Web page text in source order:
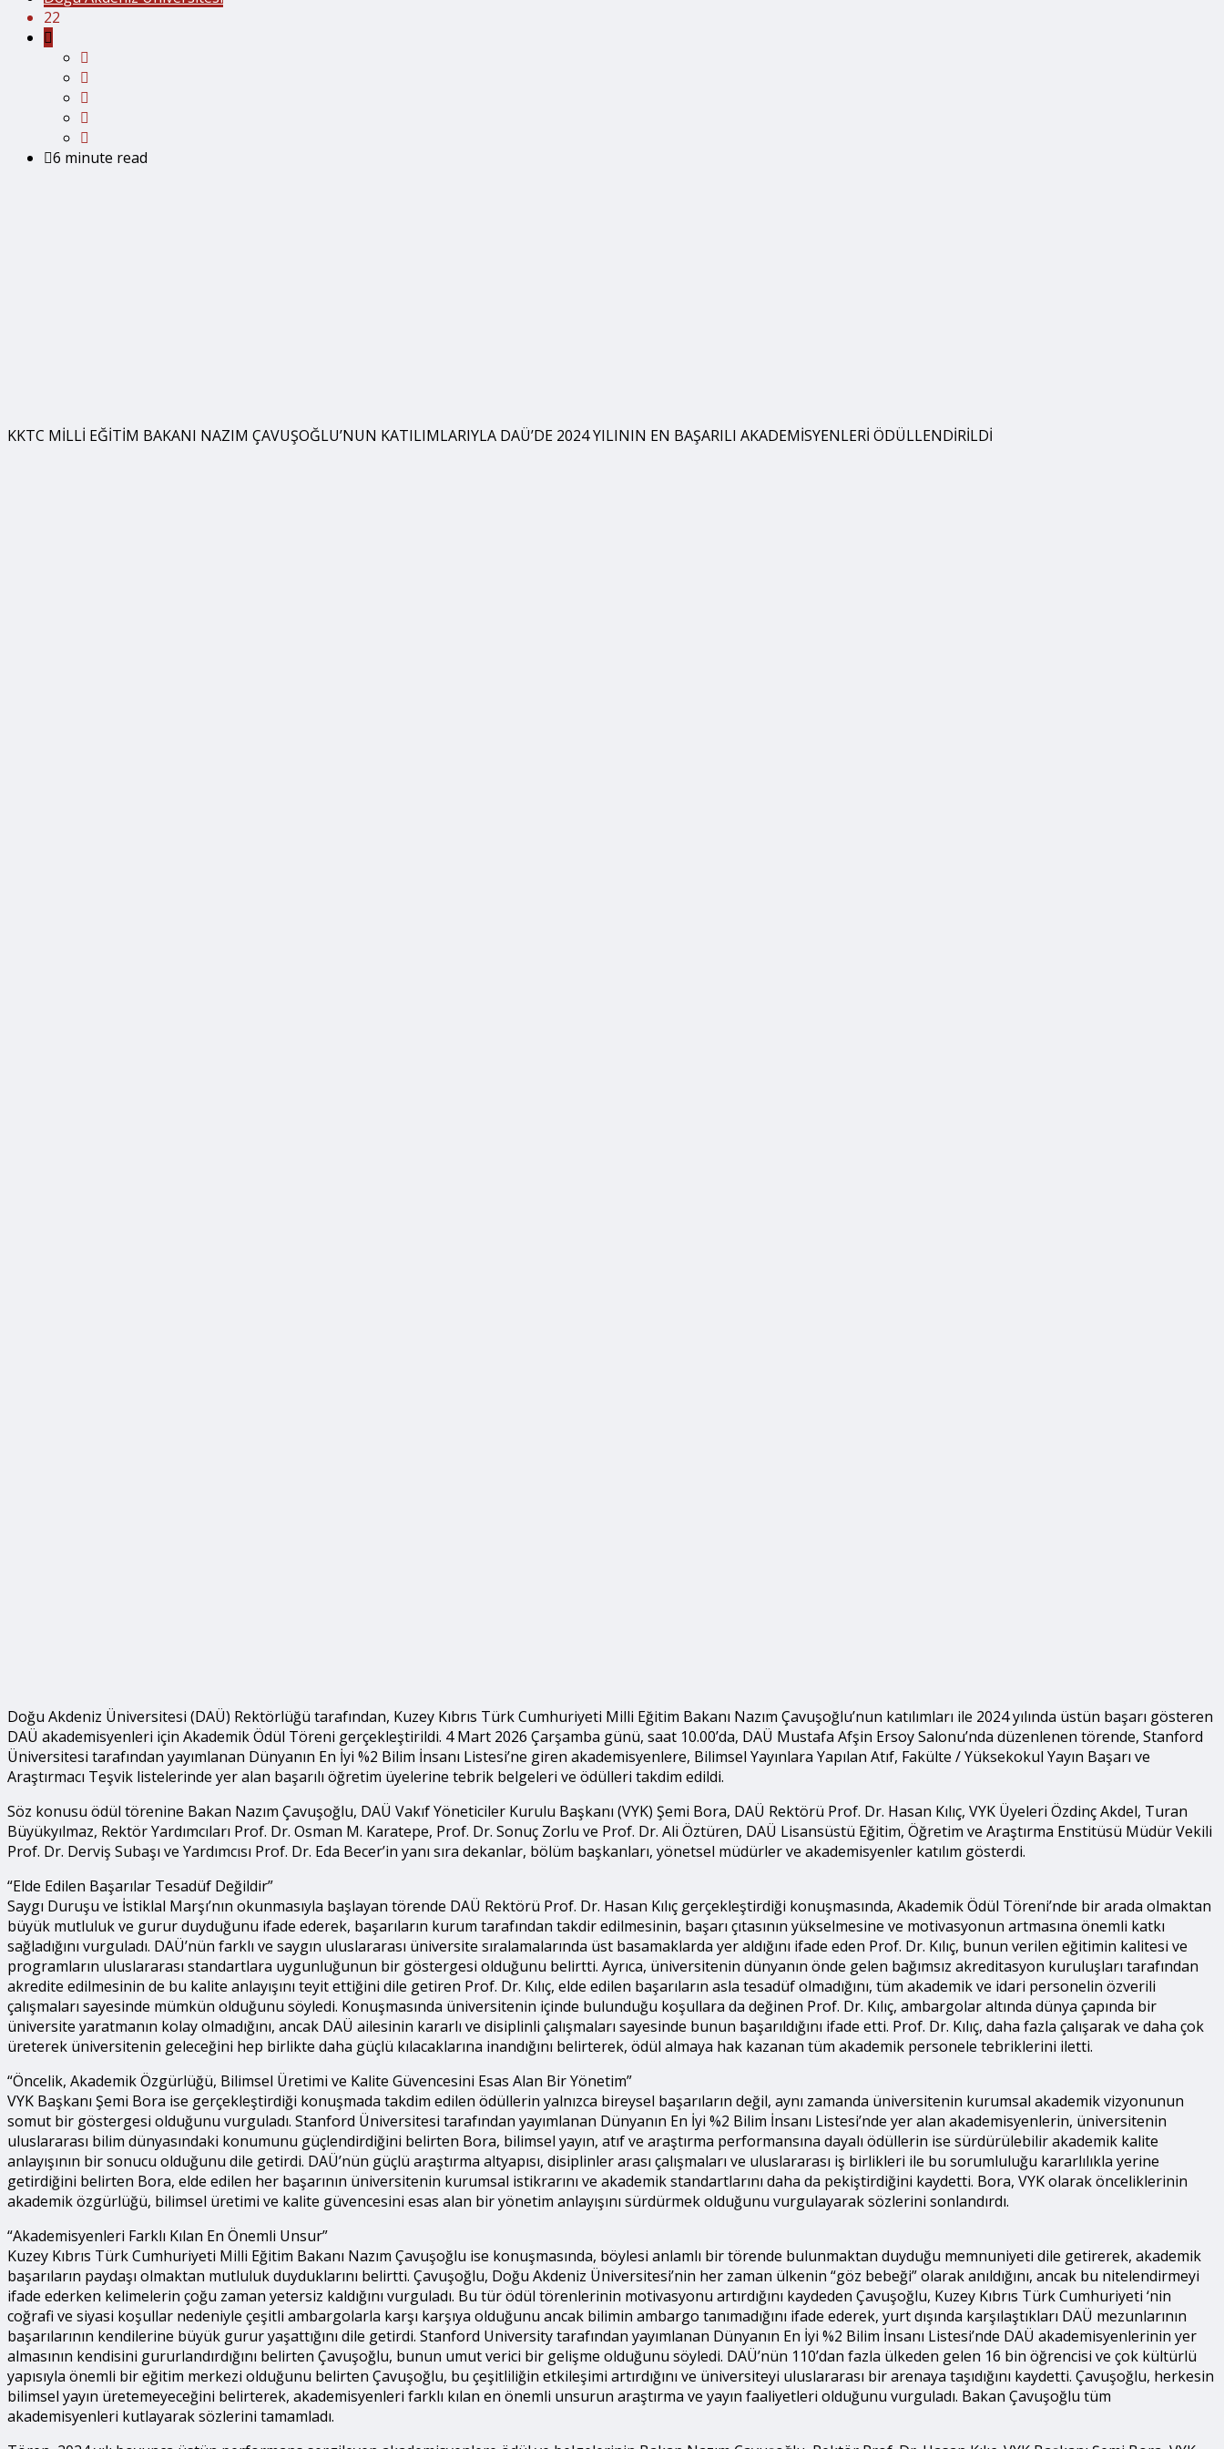
22
6 minute read
KKTC MİLLİ EĞİTİM BAKANI NAZIM ÇAVUŞOĞLU’NUN KATILIMLARIYLA DAÜ’DE 2024 YILININ EN BAŞARILI AKADEMİSYENLERİ ÖDÜLLENDİRİLDİ
Doğu Akdeniz Üniversitesi (DAÜ) Rektörlüğü tarafından, Kuzey Kıbrıs Türk Cumhuriyeti Milli Eğitim Bakanı Nazım Çavuşoğlu’nun katılımları ile 2024 yılında üstün başarı gösteren
DAÜ akademisyenleri için Akademik Ödül Töreni gerçekleştirildi. 4 Mart 2026 Çarşamba günü, saat 10.00’da, DAÜ Mustafa Afşin Ersoy Salonu’nda düzenlenen törende, Stanford
Üniversitesi tarafından yayımlanan Dünyanın En İyi %2 Bilim İnsanı Listesi’ne giren akademisyenlere, Bilimsel Yayınlara Yapılan Atıf, Fakülte / Yüksekokul Yayın Başarı ve
Araştırmacı Teşvik listelerinde yer alan başarılı öğretim üyelerine tebrik belgeleri ve ödülleri takdim edildi.
Söz konusu ödül törenine Bakan Nazım Çavuşoğlu, DAÜ Vakıf Yöneticiler Kurulu Başkanı (VYK) Şemi Bora, DAÜ Rektörü Prof. Dr. Hasan Kılıç, VYK Üyeleri Özdinç Akdel, Turan
Büyükyılmaz, Rektör Yardımcıları Prof. Dr. Osman M. Karatepe, Prof. Dr. Sonuç Zorlu ve Prof. Dr. Ali Öztüren, DAÜ Lisansüstü Eğitim, Öğretim ve Araştırma Enstitüsü Müdür Vekili
Prof. Dr. Derviş Subaşı ve Yardımcısı Prof. Dr. Eda Becer’in yanı sıra dekanlar, bölüm başkanları, yönetsel müdürler ve akademisyenler katılım gösterdi.
“Elde Edilen Başarılar Tesadüf Değildir”
Saygı Duruşu ve İstiklal Marşı’nın okunmasıyla başlayan törende DAÜ Rektörü Prof. Dr. Hasan Kılıç gerçekleştirdiği konuşmasında, Akademik Ödül Töreni’nde bir arada olmaktan
büyük mutluluk ve gurur duyduğunu ifade ederek, başarıların kurum tarafından takdir edilmesinin, başarı çıtasının yükselmesine ve motivasyonun artmasına önemli katkı
sağladığını vurguladı. DAÜ’nün farklı ve saygın uluslararası üniversite sıralamalarında üst basamaklarda yer aldığını ifade eden Prof. Dr. Kılıç, bunun verilen eğitimin kalitesi ve
programların uluslararası standartlara uygunluğunun bir göstergesi olduğunu belirtti. Ayrıca, üniversitenin dünyanın önde gelen bağımsız akreditasyon kuruluşları tarafından
akredite edilmesinin de bu kalite anlayışını teyit ettiğini dile getiren Prof. Dr. Kılıç, elde edilen başarıların asla tesadüf olmadığını, tüm akademik ve idari personelin özverili
çalışmaları sayesinde mümkün olduğunu söyledi. Konuşmasında üniversitenin içinde bulunduğu koşullara da değinen Prof. Dr. Kılıç, ambargolar altında dünya çapında bir
üniversite yaratmanın kolay olmadığını, ancak DAÜ ailesinin kararlı ve disiplinli çalışmaları sayesinde bunun başarıldığını ifade etti. Prof. Dr. Kılıç, daha fazla çalışarak ve daha çok
üreterek üniversitenin geleceğini hep birlikte daha güçlü kılacaklarına inandığını belirterek, ödül almaya hak kazanan tüm akademik personele tebriklerini iletti.
“Öncelik, Akademik Özgürlüğü, Bilimsel Üretimi ve Kalite Güvencesini Esas Alan Bir Yönetim”
VYK Başkanı Şemi Bora ise gerçekleştirdiği konuşmada takdim edilen ödüllerin yalnızca bireysel başarıların değil, aynı zamanda üniversitenin kurumsal akademik vizyonunun
somut bir göstergesi olduğunu vurguladı. Stanford Üniversitesi tarafından yayımlanan Dünyanın En İyi %2 Bilim İnsanı Listesi’nde yer alan akademisyenlerin, üniversitenin
uluslararası bilim dünyasındaki konumunu güçlendirdiğini belirten Bora, bilimsel yayın, atıf ve araştırma performansına dayalı ödüllerin ise sürdürülebilir akademik kalite
anlayışının bir sonucu olduğunu dile getirdi. DAÜ’nün güçlü araştırma altyapısı, disiplinler arası çalışmaları ve uluslararası iş birlikleri ile bu sorumluluğu kararlılıkla yerine
getirdiğini belirten Bora, elde edilen her başarının üniversitenin kurumsal istikrarını ve akademik standartlarını daha da pekiştirdiğini kaydetti. Bora, VYK olarak önceliklerinin
akademik özgürlüğü, bilimsel üretimi ve kalite güvencesini esas alan bir yönetim anlayışını sürdürmek olduğunu vurgulayarak sözlerini sonlandırdı.
“Akademisyenleri Farklı Kılan En Önemli Unsur”
Kuzey Kıbrıs Türk Cumhuriyeti Milli Eğitim Bakanı Nazım Çavuşoğlu ise konuşmasında, böylesi anlamlı bir törende bulunmaktan duyduğu memnuniyeti dile getirerek, akademik
başarıların paydaşı olmaktan mutluluk duyduklarını belirtti. Çavuşoğlu, Doğu Akdeniz Üniversitesi’nin her zaman ülkenin “göz bebeği” olarak anıldığını, ancak bu nitelendirmeyi
ifade ederken kelimelerin çoğu zaman yetersiz kaldığını vurguladı. Bu tür ödül törenlerinin motivasyonu artırdığını kaydeden Çavuşoğlu, Kuzey Kıbrıs Türk Cumhuriyeti ‘nin
coğrafi ve siyasi koşullar nedeniyle çeşitli ambargolarla karşı karşıya olduğunu ancak bilimin ambargo tanımadığını ifade ederek, yurt dışında karşılaştıkları DAÜ mezunlarının
başarılarının kendilerine büyük gurur yaşattığını dile getirdi. Stanford University tarafından yayımlanan Dünyanın En İyi %2 Bilim İnsanı Listesi’nde DAÜ akademisyenlerinin yer
almasının kendisini gururlandırdığını belirten Çavuşoğlu, bunun umut verici bir gelişme olduğunu söyledi. DAÜ’nün 110’dan fazla ülkeden gelen 16 bin öğrencisi ve çok kültürlü
yapısıyla önemli bir eğitim merkezi olduğunu belirten Çavuşoğlu, bu çeşitliliğin etkileşimi artırdığını ve üniversiteyi uluslararası bir arenaya taşıdığını kaydetti. Çavuşoğlu, herkesin
bilimsel yayın üretemeyeceğini belirterek, akademisyenleri farklı kılan en önemli unsurun araştırma ve yayın faaliyetleri olduğunu vurguladı. Bakan Çavuşoğlu tüm
akademisyenleri kutlayarak sözlerini tamamladı.